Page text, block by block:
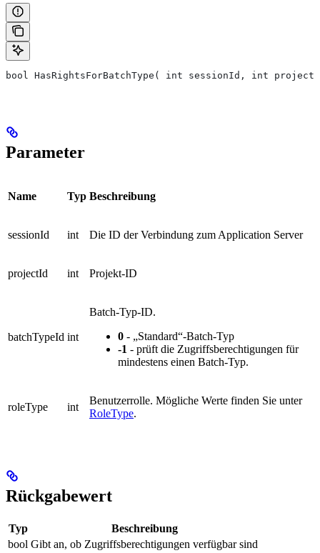
bool HasRightsForBatchType( int sessionId, int
Parameter
Name Typ Beschreibung
sessionId int Die ID der Verbindung zum Application Server
projectId int Projekt-ID
batchTypeId int
Batch-Typ-ID.
0 - „Standard“-Batch-Typ
-1 - prüft die Zugriffsberechtigungen für
mindestens einen Batch-Typ.
roleType int
Benutzerrolle. Mögliche Werte finden Sie unter
RoleType.
Rückgabewert
Typ
Beschreibung
bool Gibt an, ob Zugriffsberechtigungen verfügbar sind